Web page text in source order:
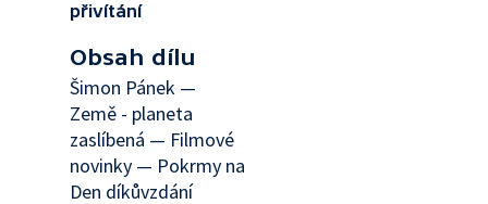
přivítání
Obsah dílu
Šimon Pánek —
Země - planeta
zaslíbená — Filmové
novinky — Pokrmy na
Den díkůvzdání